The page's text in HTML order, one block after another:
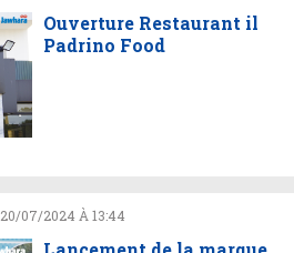
Ouverture Restaurant il
Padrino Food
20/07/2024 À 13:44